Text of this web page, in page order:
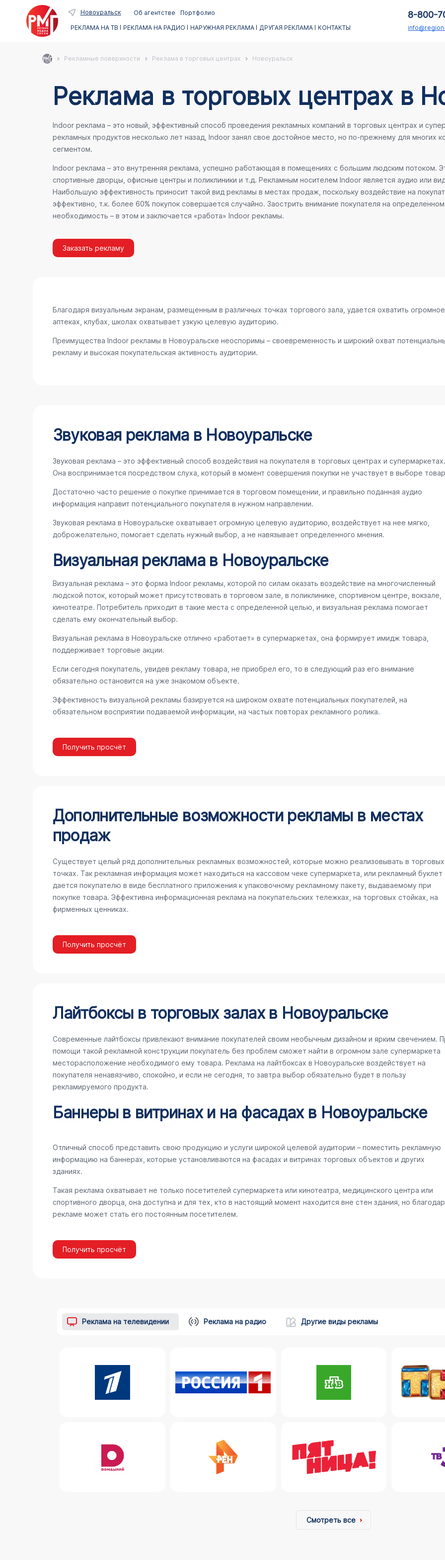
Новоуральск Об агентстве
Портфолио
РЕКЛАМА НА ТВ
РЕКЛАМА НА РАДИО НАРУЖНАЯ РЕКЛАМА ДРУГАЯ РЕКЛАМА КОНТАКТЫ
8-800-
Рекламные поверхности Реклама в торговых центрах Новоуральск
Реклама в торговых центрах в
Indoor реклама – это новый, эффективный способ проведения рекламных компаний в торговых центрах и
рекламных продуктов несколько лет назад, Indoor занял свое достойное место, но по-прежнему для многих
сегментом.
Indoor реклама – это внутренняя реклама, успешно работающая в помещениях с большим людским потоком.
спортивные дворцы, офисные центры и поликлиники и т.д. Рекламным носителем Indoor является аудио или
Наибольшую эффективность приносит такой вид рекламы в местах продаж, поскольку воздействие на
эффективно, т.к. более 60% покупок совершается случайно. Заострить внимание покупателя на
необходимость – в этом и заключается «работа» Indoor рекламы.
Заказать рекламу
Благодаря визуальным экранам, размещенным в различных точках торгового зала, удается охватить
аптеках, клубах, школах охватывает узкую целевую аудиторию.
Преимущества Indoor рекламы в Новоуральске неоспоримы – своевременность и широкий охват
рекламу и высокая покупательская активность аудитории.
Звуковая реклама в Новоуральске
Звуковая реклама – это эффективный способ воздействия на покупателя в торговых центрах и супермаркетах.
Она воспринимается посредством слуха, который в момент совершения покупки не участвует в выборе
Достаточно часто решение о покупке принимается в торговом помещении, и правильно поданная аудио
информация направит потенциального покупателя в нужном направлении.
Звуковая реклама в Новоуральске охватывает огромную целевую аудиторию, воздействует на нее мягко,
доброжелательно, помогает сделать нужный выбор, а не навязывает определенного мнения.
Визуальная реклама в Новоуральске
Визуальная реклама – это форма Indoor рекламы, которой по силам оказать воздействие на многочисленный
людской поток, который может присутствовать в торговом зале, в поликлинике, спортивном центре, вокзале,
кинотеатре. Потребитель приходит в такие места с определенной целью, и визуальная реклама помогает
сделать ему окончательный выбор.
Визуальная реклама в Новоуральске отлично «работает» в супермаркетах, она формирует имидж товара,
поддерживает торговые акции.
Если сегодня покупатель, увидев рекламу товара, не приобрел его, то в следующий раз его внимание
обязательно остановится на уже знакомом объекте.
Эффективность визуальной рекламы базируется на широком охвате потенциальных покупателей, на
обязательном восприятии подаваемой информации, на частых повторах рекламного ролика.
Получить просчёт
Дополнительные возможности рекламы в местах
продаж
Существует целый ряд дополнительных рекламных возможностей, которые можно реализовывать в торговых
точках. Так рекламная информация может находиться на кассовом чеке супермаркета, или рекламный буклет
дается покупателю в виде бесплатного приложения к упаковочному рекламному пакету, выдаваемому при
покупке товара. Эффективна информационная реклама на покупательских тележках, на торговых стойках, на
фирменных ценниках.
Получить просчёт
Лайтбоксы в торговых залах в Новоуральске
Современные лайтбоксы привлекают внимание покупателей своим необычным дизайном и ярким свечением.
помощи такой рекламной конструкции покупатель без проблем сможет найти в огромном зале супермаркета
месторасположение необходимого ему товара. Реклама на лайтбоксах в Новоуральске воздействует на
покупателя ненавязчиво, спокойно, и если не сегодня, то завтра выбор обязательно будет в пользу
рекламируемого продукта.
Баннеры в витринах и на фасадах в Новоуральске
Отличный способ представить свою продукцию и услуги широкой целевой аудитории – поместить рекламную
информацию на баннерах, которые установливаются на фасадах и витринах торговых объектов и других
зданиях.
Такая реклама охватывает не только посетителей супермаркета или кинотеатра, медицинского центра или
спортивного дворца, она доступна и для тех, кто в настоящий момент находится вне стен здания, но
рекламе может стать его постоянным посетителем.
Получить просчёт
Реклама на телевидении Реклама на радио Другие виды рекламы
Смотреть все